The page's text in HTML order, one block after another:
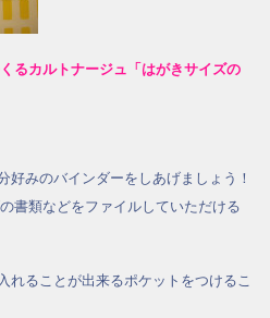
るカルトナージュ「はがきサイズの
好みのバインダーをしあげましょう！
書類などをファイルしていただける
れることが出来るポケットをつけるこ